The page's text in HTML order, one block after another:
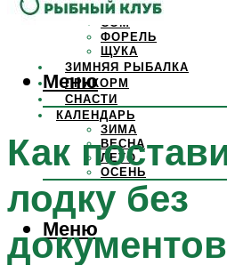
САЗАН
СОМ
ФОРЕЛЬ
ЩУКА
ЗИМНЯЯ РЫБАЛКА
ПРИКОРМ
СНАСТИ
КАЛЕНДАРЬ
ЗИМА
ВЕСНА
ЛЕТО
ОСЕНЬ
Меню
Меню
Как
лодку без